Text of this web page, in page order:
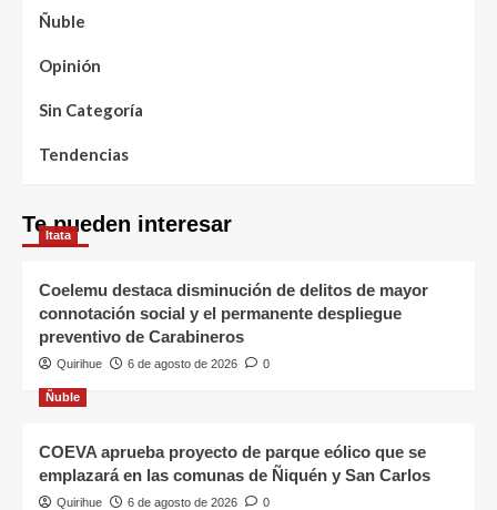
Ñuble
Opinión
Sin Categoría
Tendencias
Te pueden interesar
Itata
Coelemu destaca disminución de delitos de mayor
connotación social y el permanente despliegue
preventivo de Carabineros
Quirihue 6 de agosto de 2026 0
Ñuble
COEVA aprueba proyecto de parque eólico que se
emplazará en las comunas de Ñiquén y San Carlos
Quirihue 6 de agosto de 2026 0